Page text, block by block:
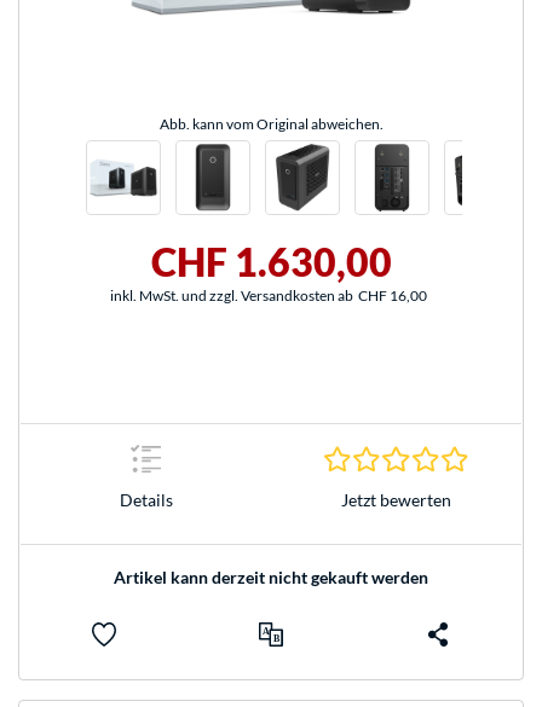
Abb. kann vom Original abweichen.
CHF 1.630,00
inkl. MwSt. und zzgl. Versandkosten ab CHF 16,00
Details Jetzt bewerten
Artikel kann derzeit nicht gekauft werden